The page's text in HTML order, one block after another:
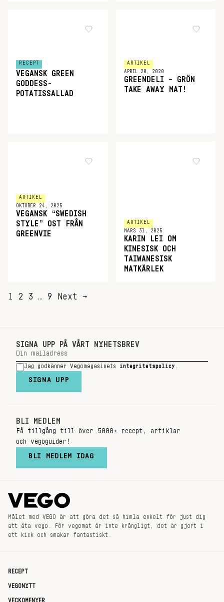
RECEPT
VEGANSK GREEN
GODDESS-
POTATISSALLAD
ARTIKEL
APRIL 20, 2020
GREENDELI – GRÖN
TAKE AWAY MAT!
ARTIKEL
OKTOBER 24, 2025
VEGANSK “SWEDISH
STYLE” OST FRÅN
GREENVIE
ARTIKEL
MARS 31, 2025
KARIN LEI OM
KINESISK OCH
TAIWANESISK
MATKÄRLEK
SIDNUMRERING
1 2 3 … 9 Next →
SIGNA UPP PÅ VÅRT NYHETSBREV
Jag godkänner Vegomagasinets integritetspolicy
SIGNA UPP
BLI MEDLEM
Få tillgång till över 5000+ recept, artiklar
och vegoguider!
BLI MEDLEM IDAG
Målet med VEGO är att göra det så himla enkelt för just dig
att äta vego. För vegomat är inte krångligt, det är gjort i
ett kick och smakar fantastiskt.
RECEPT
VEGONYTT
VECKOMENYER